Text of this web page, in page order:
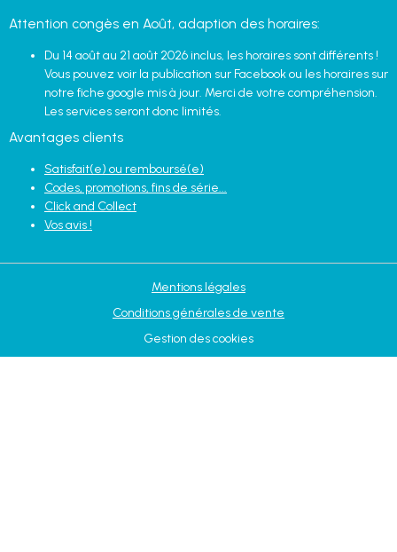
Attention congès en Août, adaption des horaires:
Du 14 août au 21 août 2026 inclus, les horaires sont différents !
Vous pouvez voir la publication sur Facebook ou les horaires sur
notre fiche google mis à jour. Merci de votre compréhension.
Les services seront donc limités.
Avantages clients
Satisfait(e) ou remboursé(e)
Codes, promotions, fins de série...
Click and Collect
Vos avis !
Mentions légales
Conditions générales de vente
Gestion des cookies